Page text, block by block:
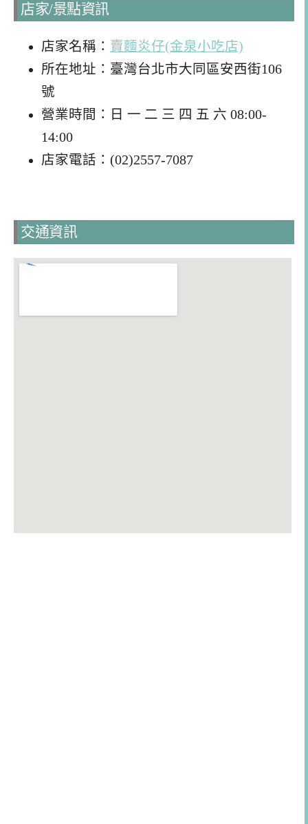
店家/景點資訊
店家名稱： 賣麵炎仔(金泉小吃店)
所在地址：臺灣台北市大同區安西街106
號
營業時間：日 一 二 三 四 五 六 08:00-
14:00
店家電話：(02)2557-7087
交通資訊